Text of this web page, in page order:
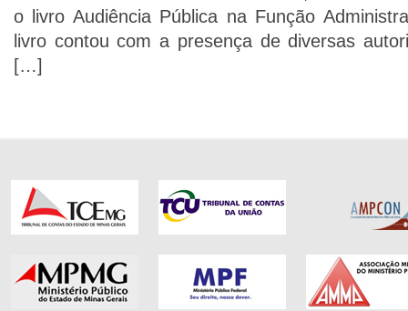
o livro Audiência Pública na Função
livro contou com a presença de diversas
[…]